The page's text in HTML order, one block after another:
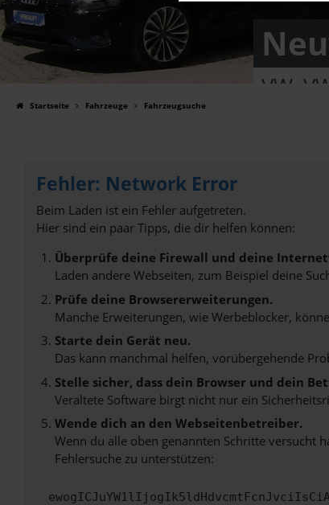
VW,
Startseite Fahrzeuge Fahrzeugsuche
Fehler: Network Error
Beim Laden ist ein Fehler aufgetreten.
Hier sind ein paar Tipps, die dir helfen können:
Überprüfe deine Firewall und deine
Laden andere Webseiten, zum Beispiel deine
Prüfe deine Browsererweiterungen.
Manche Erweiterungen, wie Werbeblocker,
Starte dein Gerät neu.
Das kann manchmal helfen, vorübergehende
Stelle sicher, dass dein Browser und dein
Veraltete Software birgt nicht nur ein
Wende dich an den Webseitenbetreiber.
Wenn du alle oben genannten Schritte versucht
Fehlersuche zu unterstützen: